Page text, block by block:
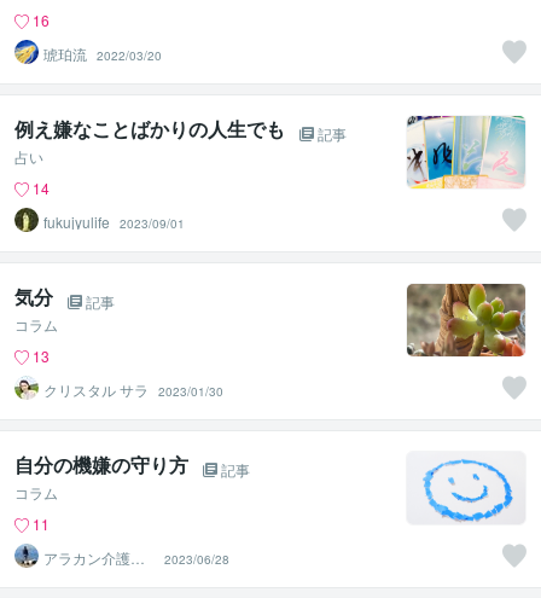
16
琥珀流 2022/03/20
例え嫌なことばかりの人生でも
記事
占い
14
fukujyulife
2023/09/01
気分
記事
コラム
13
クリスタル サラ
2023/01/30
自分の機嫌の守り方
記事
コラム
11
アラカン介護職
カウンセラー☆
まっと
2023/06/28